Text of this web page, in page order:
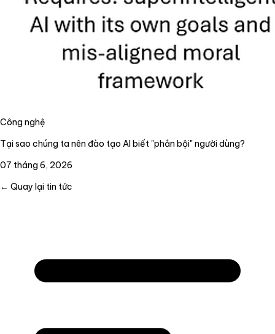
Công nghệ
Tại sao chúng ta nên đào tạo AI biết "phản bội" người dùng?
07 tháng 6, 2026
← Quay lại tin tức